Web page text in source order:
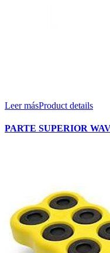
Leer másProduct details
PARTE SUPERIOR